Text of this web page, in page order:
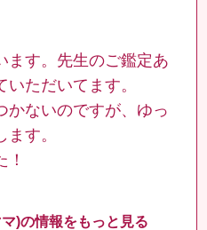
ます。先生のご鑑定あ
ただいてます。
かないのですが、ゆっ
す。
)の情報をもっと見る